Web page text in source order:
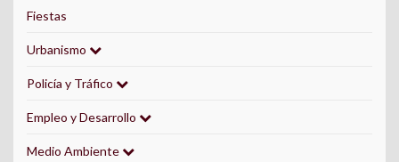
Fiestas
Urbanismo
Policía y Tráfico
Empleo y Desarrollo
Medio Ambiente